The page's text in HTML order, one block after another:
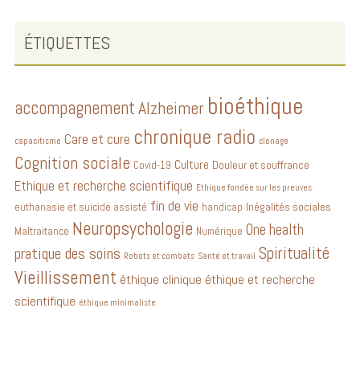
ÉTIQUETTES
accompagnementAlzheimer bioéthique
capacitisme Care et cure chronique radio clonage
Cognition sociale Covid-19 Culture Douleur et souffrance
Ethique et recherche scientifique Ethique fondée sur les preuves
euthanasie et suicide assisté fin de vie handicap Inégalités sociales
Maltraitance Neuropsychologie Numérique One health
pratique des soins Robots et combats Santé et travail Spiritualité
Vieillissement éthique clinique éthique et recherche
scientifique éthique minimaliste